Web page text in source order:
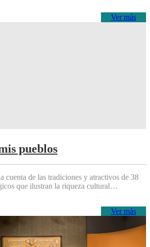
Ver más
pueblos
cuenta de las tradiciones y atractivos de 38
que ilustran la riqueza cultural…
Ver más